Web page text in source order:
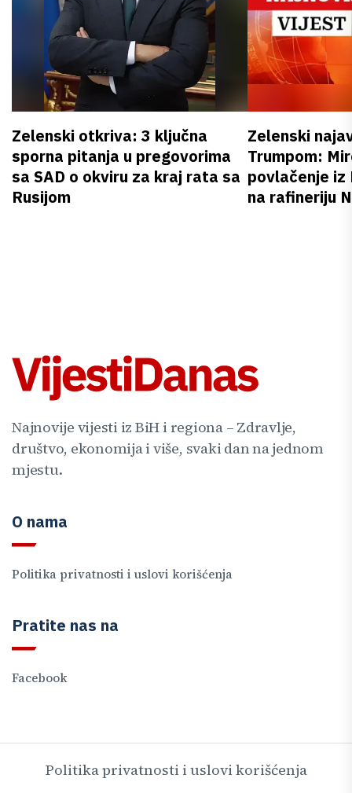
Zelenski otkriva: 3 ključna
sporna pitanja u pregovorima
sa SAD o okviru za kraj rata sa
Rusijom
Zelenski
Trumpom:
povlačenje iz
na rafineriju
Najnovije vijesti iz BiH i regiona – Zdravlje,
društvo, ekonomija i više, svaki dan na jednom
mjestu.
O nama
Politika privatnosti i uslovi korišćenja
Pratite nas na
Facebook
Politika privatnosti i uslovi korišćenja